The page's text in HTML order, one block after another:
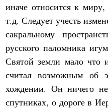
иначе относится к
т.д. Следует учесть
сакральному
русского паломника
Святой земли мало что
считал возможным об
хождении. Он ничего
спутниках, о дороге в